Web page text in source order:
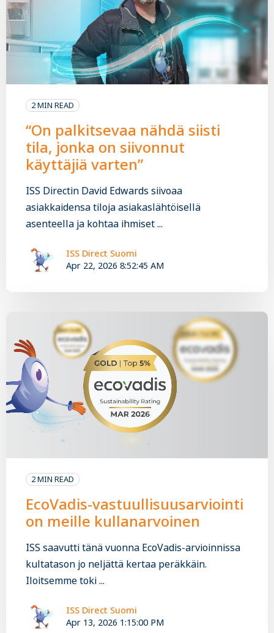
2 MIN READ
“On palkitsevaa nähdä siisti
tila, jonka on siivonnut
käyttäjiä varten”
ISS Directin David Edwards siivoaa
asiakkaidensa tiloja asiakaslähtöisellä
asenteella ja kohtaa ihmiset ...
ISS Direct Suomi
Apr 22, 2026 8:52:45 AM
2 MIN READ
EcoVadis-vastuullisuusarviointi
on meille kullanarvoinen
ISS saavutti tänä vuonna EcoVadis-arvioinnissa
kultatason jo neljättä kertaa peräkkäin.
Iloitsemme toki ...
ISS Direct Suomi
Apr 13, 2026 1:15:00 PM